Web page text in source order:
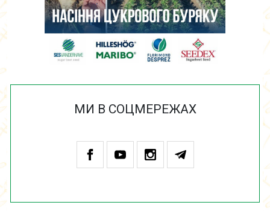
МИ В СОЦМЕРЕЖАХ